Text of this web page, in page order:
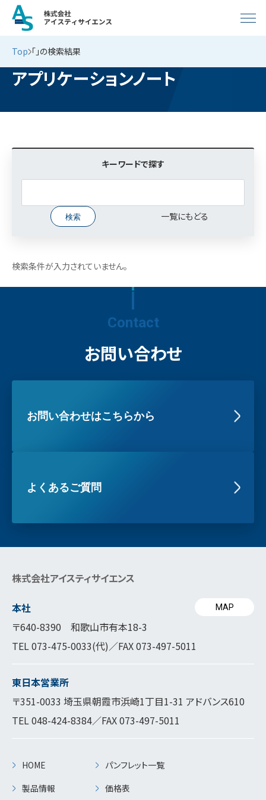
Top 「」の検索結果
アプリケーションノート
キーワードで探す
一覧にもどる
検索条件が入力されていません。
Contact
お問い合わせ
お問い合わせはこちらから
よくあるご質問
株式会社アイスティサイエンス
本社
〒640-8390 和歌山市有本18-3
TEL073-475-0033(代)／FAX 073-497-5011
MAP
東日本営業所
〒351-0033 埼玉県朝霞市浜崎1丁目1-31 アドバンス610
TEL048-424-8384／FAX 073-497-5011
HOME
製品情報
パンフレット一覧
価格表